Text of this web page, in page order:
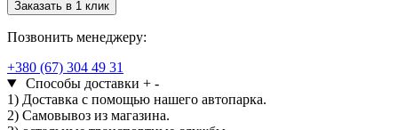
В20
Р1
F200
W6
ДЗ
(М5)
Заказать в 1 клик
Позвонить менеджеру:
+380 (67) 304 49 31
Способы доставки + -
1) Доставка с помощью нашего автопарка.
2) Самовывоз из магазина.